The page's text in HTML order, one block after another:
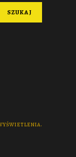
SZUKAJ